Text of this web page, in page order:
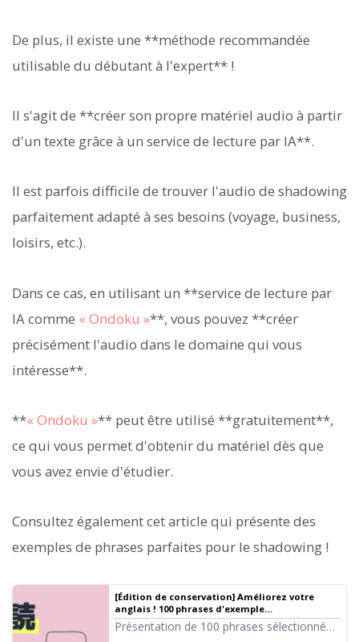
De plus, il existe une **méthode recommandée
utilisable du débutant à l'expert** !
Il s'agit de **créer son propre matériel audio à partir
d'un texte grâce à un service de lecture par IA**.
Il est parfois difficile de trouver l'audio de shadowing
parfaitement adapté à ses besoins (voyage, business,
loisirs, etc.).
Dans ce cas, en utilisant un **service de lecture par
IA comme « Ondoku »**, vous pouvez **créer
précisément l'audio dans le domaine qui vous
intéresse**.
**« Ondoku »** peut être utilisé **gratuitement**,
ce qui vous permet d'obtenir du matériel dès que
vous avez envie d'étudier.
Consultez également cet article qui présente des
exemples de phrases parfaites pour le shadowing !
[Édition de conservation] Améliorez votre
anglais ! 100 phrases d'exemple
recommandées pour la lecture à voix haute -
Collection de phrases sélectionnées du
Présentation de 100 phrases sélectionnées